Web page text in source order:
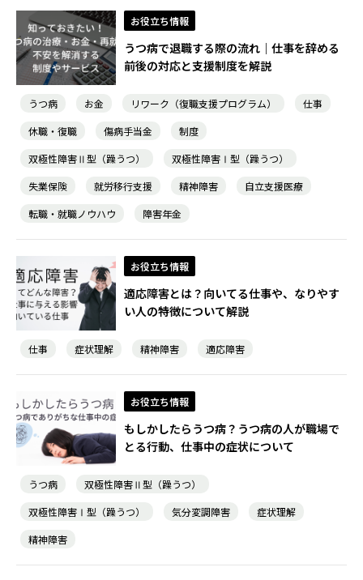
お役立ち情報
うつ病で退職する際の流れ｜仕事を辞める
前後の対応と支援制度を解説
うつ病 お金 リワーク（復職支援プログラム）
仕事
休職・復職
傷病手当金
制度
双極性障害Ⅱ型（躁うつ）
双極性障害Ⅰ型（躁うつ）
失業保険
就労移行支援 精神障害
自立支援医療
転職・就職ノウハウ
障害年金
お役立ち情報
適応障害とは？向いてる仕事や、なりやす
い人の特徴について解説
仕事 症状理解 精神障害 適応障害
お役立ち情報
もしかしたらうつ病？うつ病の人が職場で
とる行動、仕事中の症状について
うつ病
双極性障害Ⅱ型（躁うつ）
双極性障害Ⅰ型（躁うつ）
気分変調障害
症状理解
精神障害